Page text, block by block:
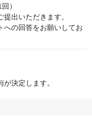
）
出いただきます。
の回答をお願いしてお
決定します。